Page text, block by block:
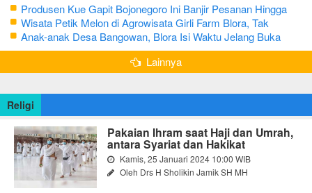
Produsen Kue Gapit Bojonegoro Ini Banjir Pesanan Hingga
Puluhan Juta di Bulan Ramadan
Wisata Petik Melon di Agrowisata Girli Farm Blora, Tak
Sampai 5 Hari Sudah Ludes Terjual
Anak-anak Desa Bangowan, Blora Isi Waktu Jelang Buka
Puasa dengan Latihan Gamelan
Lainnya
Religi
Pakaian Ihram saat Haji dan Umrah,
antara Syariat dan Hakikat
Kamis, 25 Januari 2024 10:00 WIB
Oleh Drs H Sholikin Jamik SH MH